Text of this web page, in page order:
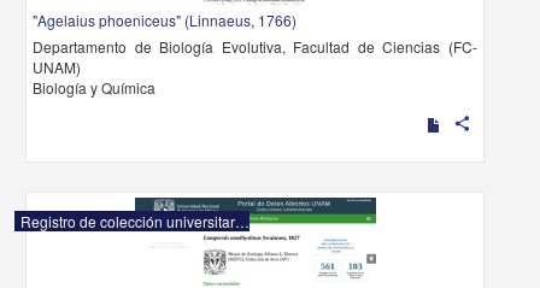
"Agelaius phoeniceus" (Linnaeus, 1766)
Departamento de Biología Evolutiva, Facultad de Ciencias (FC-
UNAM)
Biología y Química
share
Registro de colección universitaria